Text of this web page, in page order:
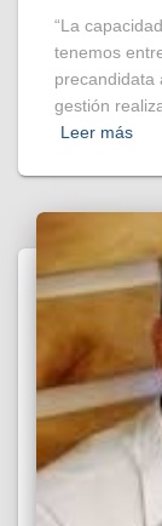
“La
tenemos
precandidata
gestión
Leer más